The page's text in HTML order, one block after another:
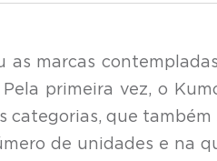
as marcas
Pela primeira vez, o
categorias, que também
de unidades e na